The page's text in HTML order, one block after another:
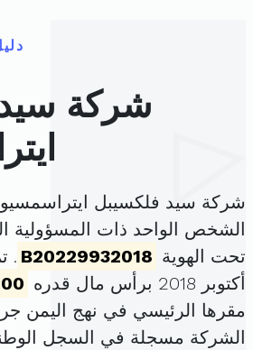
شركة
شركة سيد فلكسيبل
الشخص الواحد ذات المسؤولية
تحت الهوية B20229932018
أكتوبر 2018 برأس مال قدره
مقرها الرئيسي في نهج اليمن
الشركة مسجلة في السجل